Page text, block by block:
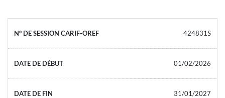
424831S
01/02/2026
31/01/2027